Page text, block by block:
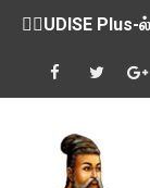
💁‍♂️UDISE
ஒருங்கிணைந்த
ஆகஸ்ட் 3ம் தேதி